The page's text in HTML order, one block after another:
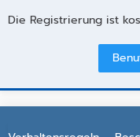
Die Registrierung ist